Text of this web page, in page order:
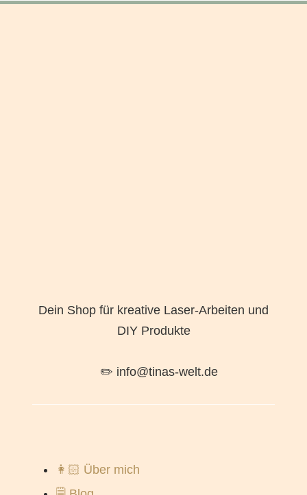
Dein Shop für kreative Laser-Arbeiten und
DIY Produkte
✏️ info@tinas-welt.de
👩🏻 Über mich